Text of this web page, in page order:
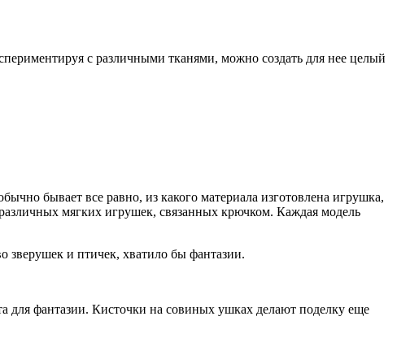
с различными тканями, можно создать для нее целый
бывает все равно, из какого материала изготовлена игрушка,
мягких игрушек, связанных крючком. Каждая модель
зверушек и птичек, хватило бы фантазии.
для фантазии. Кисточки на совиных ушках делают поделку еще